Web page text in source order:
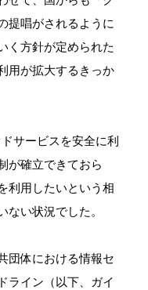
提唱がされるように
く方針が定められた
用が拡大するきっか
サービスを安全に利
が確立できておら
利用したいという相
ない状況でした。
団体における情報セ
ライン（以下、ガイ